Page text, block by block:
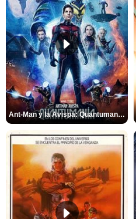
Ant-Man y la Avispa: Quantumanía Tráiler (2)